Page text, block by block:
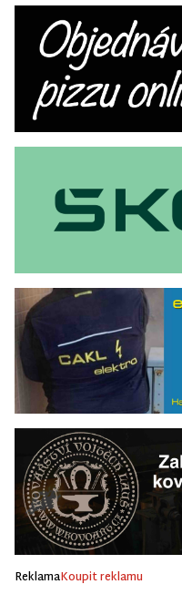
ReklamaKoupit reklamu